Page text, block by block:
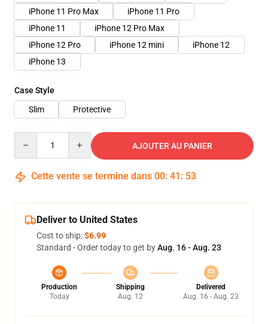
iPhone 11 Pro Max
iPhone 11 Pro
iPhone 11
iPhone 12 Pro Max
iPhone 12 Pro
iPhone 12 mini
iPhone 12
iPhone 13
Case Style
Slim
Protective
AJOUTER AU PANIER
Cette vente se termine dans 00: 41 : 53
Deliver to United States
Cost to ship:$6.99
Standard - Order today to get byAug. 16 - Aug. 23
Production
Today
Shipping
Aug. 12
Delivered
Aug. 16 - Aug. 23